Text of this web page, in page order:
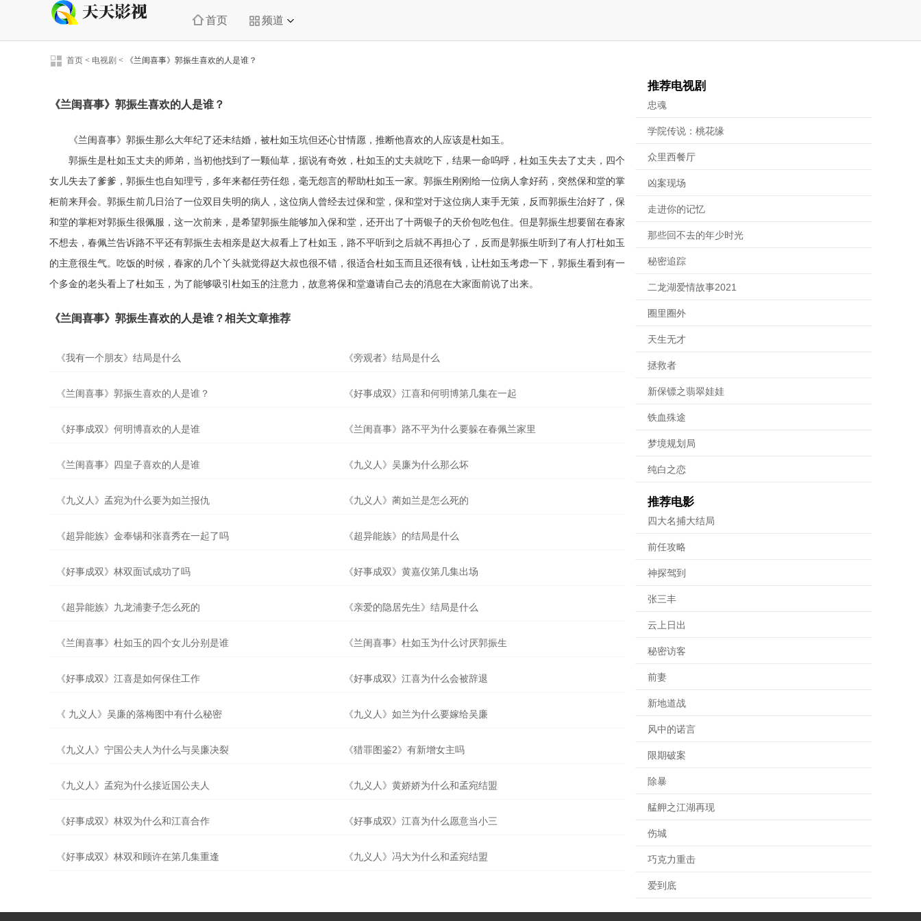
首页 频道
首页 < 电视剧 < 《兰闺喜事》郭振生喜欢的人是谁？
《兰闺喜事》郭振生喜欢的人是谁？
《兰闺喜事》郭振生那么大年纪了还未结婚，被杜如玉坑但还心甘情愿，推断他喜欢的人应该是杜如玉。
郭振生是杜如玉丈夫的师弟，当初他找到了一颗仙草，据说有奇效，杜如玉的丈夫就吃下，结果一命呜呼，杜如玉失去了丈夫，四个
女儿失去了爹爹，郭振生也自知理亏，多年来都任劳任怨，毫无怨言的帮助杜如玉一家。郭振生刚刚给一位病人拿好药，突然保和堂的掌
柜前来拜会。郭振生前几日治了一位双目失明的病人，这位病人曾经去过保和堂，保和堂对于这位病人束手无策，反而郭振生治好了，保
和堂的掌柜对郭振生很佩服，这一次前来，是希望郭振生能够加入保和堂，还开出了十两银子的天价包吃包住。但是郭振生想要留在春家
不想去，春佩兰告诉路不平还有郭振生去相亲是赵大叔看上了杜如玉，路不平听到之后就不再担心了，反而是郭振生听到了有人打杜如玉
的主意很生气。吃饭的时候，春家的几个丫头就觉得赵大叔也很不错，很适合杜如玉而且还很有钱，让杜如玉考虑一下，郭振生看到有一
个多金的老头看上了杜如玉，为了能够吸引杜如玉的注意力，故意将保和堂邀请自己去的消息在大家面前说了出来。
《兰闺喜事》郭振生喜欢的人是谁？相关文章推荐
《我有一个朋友》结局是什么 《旁观者》结局是什么
《兰闺喜事》郭振生喜欢的人是谁？ 《好事成双》江喜和何明博第几集在一起
《好事成双》何明博喜欢的人是谁 《兰闺喜事》路不平为什么要躲在春佩兰家里
《兰闺喜事》四皇子喜欢的人是谁 《九义人》吴廉为什么那么坏
《九义人》孟宛为什么要为如兰报仇 《九义人》蔺如兰是怎么死的
《超异能族》金奉锡和张喜秀在一起了吗 《超异能族》的结局是什么
《好事成双》林双面试成功了吗 《好事成双》黄嘉仪第几集出场
《超异能族》九龙浦妻子怎么死的 《亲爱的隐居先生》结局是什么
《兰闺喜事》杜如玉的四个女儿分别是谁 《兰闺喜事》杜如玉为什么讨厌郭振生
《好事成双》江喜是如何保住工作 《好事成双》江喜为什么会被辞退
《 九义人》吴廉的落梅图中有什么秘密 《九义人》如兰为什么要嫁给吴廉
《九义人》宁国公夫人为什么与吴廉决裂 《猎罪图鉴2》有新增女主吗
《九义人》孟宛为什么接近国公夫人 《九义人》黄娇娇为什么和孟宛结盟
《好事成双》林双为什么和江喜合作 《好事成双》江喜为什么愿意当小三
《好事成双》林双和顾许在第几集重逢 《九义人》冯大为什么和孟宛结盟
推荐电视剧
忠魂
学院传说：桃花缘
众里西餐厅
凶案现场
走进你的记忆
那些回不去的年少时光
秘密追踪
二龙湖爱情故事2021
圈里圈外
天生无才
拯救者
新保镖之翡翠娃娃
铁血殊途
梦境规划局
纯白之恋
推荐电影
四大名捕大结局
前任攻略
神探驾到
张三丰
云上日出
秘密访客
前妻
新地道战
风中的诺言
限期破案
除暴
艋舺之江湖再现
伤城
巧克力重击
爱到底